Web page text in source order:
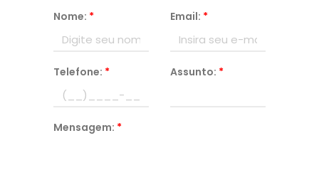
Nome: * Email: *
Telefone: * Assunto: *
Mensagem: *